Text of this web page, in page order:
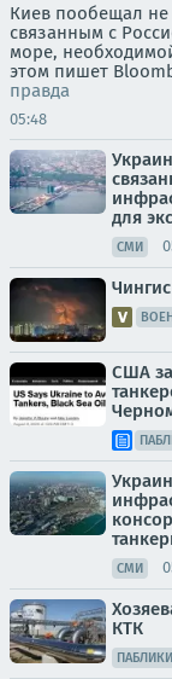
Киев пообещал не
связанным с
море,
этом пишет
правда
05:48
для
СМИ
США
СМИ
КТК
ПАБЛИКИ